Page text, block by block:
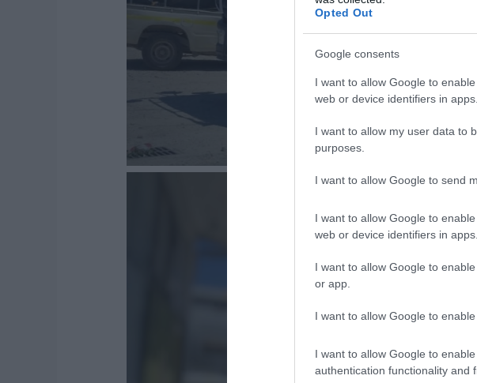
Opted Out
Google consents
I want to allow Google to
web or device identifiers in apps.
I want to allow my user data to
purposes.
I want to allow Google to send
I want to allow Google to
web or device identifiers in apps.
I want to allow Google to
or app.
I want to allow Google to
I want to allow Google to
authentication functionality and